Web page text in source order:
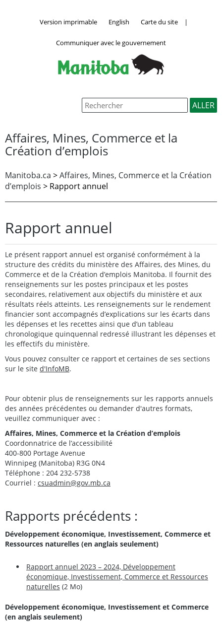
Version imprimable English Carte du site |
Communiquer avec le gouvernement
Affaires, Mines, Commerce et la
Création d’emplois
Manitoba.ca >Affaires, Mines, Commerce et la Création
d’emplois > Rapport annuel
Rapport annuel
Le présent rapport annuel est organisé conformément à la
structure des crédits du ministère des Affaires, des Mines, du
Commerce et de la Création d’emplois Manitoba. Il fournit des
renseignements sur les postes principaux et les postes
secondaires, relativement aux objectifs du ministère et aux
résultats réels atteints. Les renseignements sur le rendement
financier sont accompagnés d’explications sur les écarts dans
les dépenses et les recettes ainsi que d’un tableau
chronologique quinquennal redressé illustrant les dépenses et
les effectifs du ministère.
Vous pouvez consulter ce rapport et certaines de ses sections
sur le site d'InfoMB.
Pour obtenir plus de renseignements sur les rapports annuels
des années précédentes ou demander d'autres formats,
veuillez communiquer avec :
Affaires, Mines, Commerce et la Création d’emplois
Coordonnatrice de l’accessibilité
400-800 Portage Avenue
Winnipeg (Manitoba) R3G 0N4
Téléphone : 204 232-5738
Courriel : csuadmin@gov.mb.ca
Rapports précédents :
Développement économique, Investissement, Commerce et
Ressources naturelles (en anglais seulement)
Rapport annuel 2023 – 2024, Développement
économique, Investissement, Commerce et Ressources
naturelles (2 Mo)
Développement économique, Investissement et Commerce
(en anglais seulement)